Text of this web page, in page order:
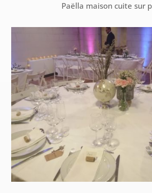
Paëlla maison cuite sur